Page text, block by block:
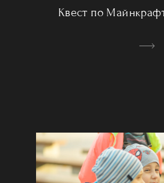
Квест по